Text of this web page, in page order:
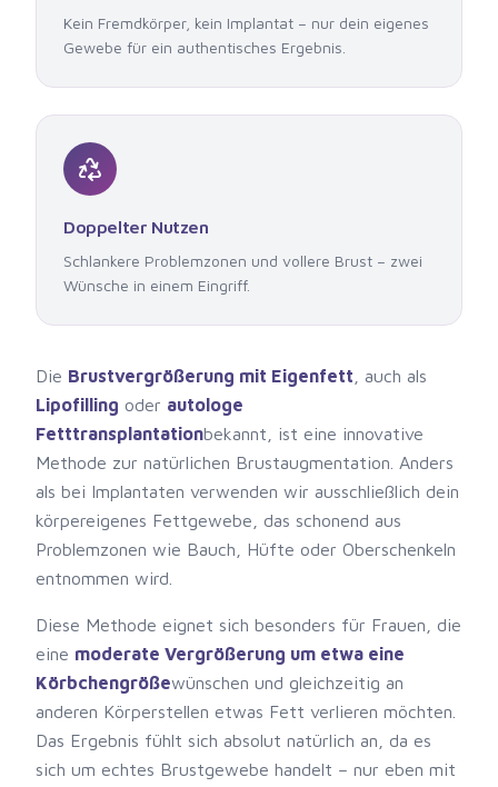
Kein Fremdkörper, kein Implantat – nur dein eigenes
Gewebe für ein authentisches Ergebnis.
Doppelter Nutzen
Schlankere Problemzonen und vollere Brust – zwei
Wünsche in einem Eingriff.
Die Brustvergrößerung mit Eigenfett , auch als
Lipofilling oder autologe
Fetttransplantationbekannt, ist eine innovative
Methode zur natürlichen Brustaugmentation. Anders
als bei Implantaten verwenden wir ausschließlich dein
körpereigenes Fettgewebe, das schonend aus
Problemzonen wie Bauch, Hüfte oder Oberschenkeln
entnommen wird.
Diese Methode eignet sich besonders für Frauen, die
eine moderate Vergrößerung um etwa eine
Körbchengrößewünschen und gleichzeitig an
anderen Körperstellen etwas Fett verlieren möchten.
Das Ergebnis fühlt sich absolut natürlich an, da es
sich um echtes Brustgewebe handelt – nur eben mit